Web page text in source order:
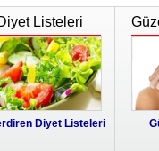
Listeleri
Diyet Listeleri